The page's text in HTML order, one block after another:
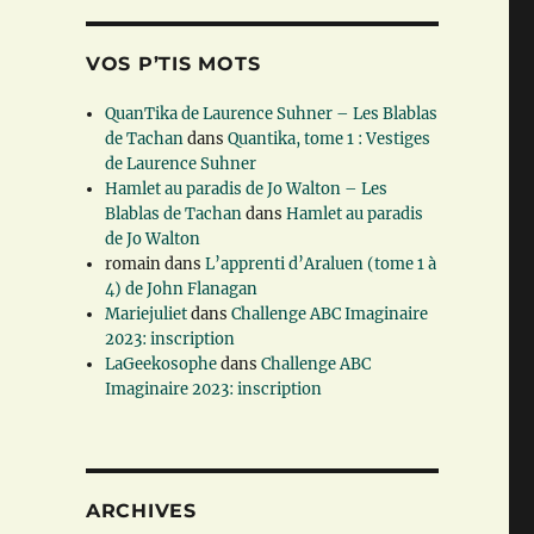
VOS P’TIS MOTS
QuanTika de Laurence Suhner – Les Blablas
de TachandansQuantika, tome 1 : Vestiges
de Laurence Suhner
Hamlet au paradis de Jo Walton – Les
Blablas de TachandansHamlet au paradis
de Jo Walton
romaindansL’apprenti d’Araluen (tome 1 à
4) de John Flanagan
MariejulietdansChallenge ABC Imaginaire
2023: inscription
LaGeekosophedansChallenge ABC
Imaginaire 2023: inscription
ARCHIVES